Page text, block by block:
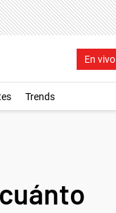
En vivo
Trends